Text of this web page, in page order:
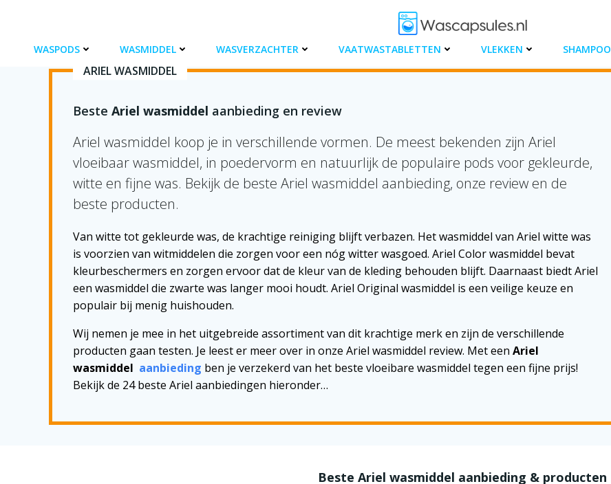
inhoud
WASPODS WASMIDDEL WASVERZACHTER VAATWASTABLETTEN VLEKKEN SHAMPOO
ARIEL WASMIDDEL
Beste Ariel wasmiddel aanbieding en review
Ariel wasmiddel koop je in verschillende vormen. De meest bekenden zijn Ariel
vloeibaar wasmiddel, in poedervorm en natuurlijk de populaire pods voor gekleurde,
witte en fijne was. Bekijk de beste Ariel wasmiddel aanbieding, onze review en de
beste producten.
Van witte tot gekleurde was, de krachtige reiniging blijft verbazen. Het wasmiddel van Ariel witte was
is voorzien van witmiddelen die zorgen voor een nóg witter wasgoed. Ariel Color wasmiddel bevat
kleurbeschermers en zorgen ervoor dat de kleur van de kleding behouden blijft. Daarnaast biedt Ariel
een wasmiddel die zwarte was langer mooi houdt. Ariel Original wasmiddel is een veilige keuze en
populair bij menig huishouden.
Wij nemen je mee in het uitgebreide assortiment van dit krachtige merk en zijn de verschillende
producten gaan testen. Je leest er meer over in onze Ariel wasmiddel review. Met een Ariel
wasmiddel aanbieding ben je verzekerd van het beste vloeibare wasmiddel tegen een fijne prijs!
Bekijk de 24 beste Ariel aanbiedingen hieronder…
Beste Ariel wasmiddel aanbieding & producten